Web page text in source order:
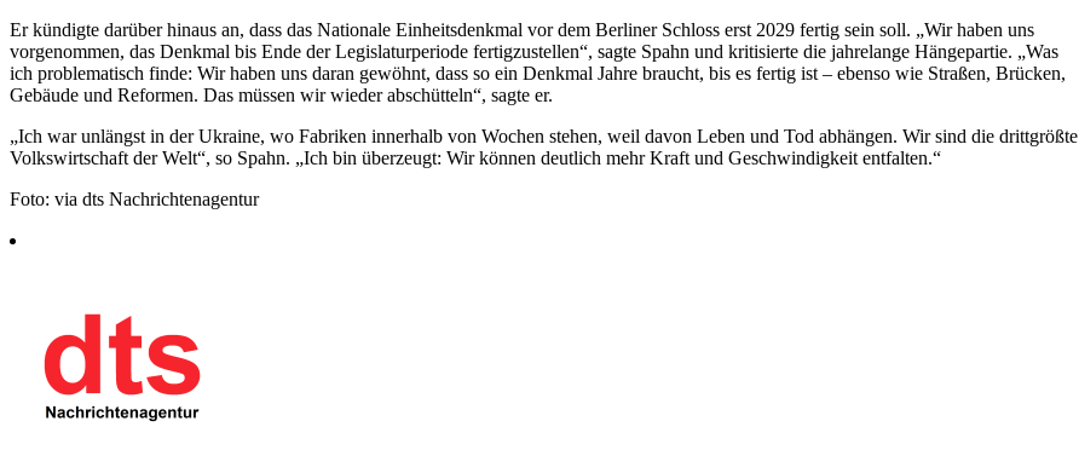
Er kündigte darüber hinaus an, dass das Nationale Einheitsdenkmal vor dem Berliner Schloss erst 2029 fertig sein soll. „Wir haben uns
vorgenommen, das Denkmal bis Ende der Legislaturperiode fertigzustellen“, sagte Spahn und kritisierte die jahrelange Hängepartie. „Was
ich problematisch finde: Wir haben uns daran gewöhnt, dass so ein Denkmal Jahre braucht, bis es fertig ist – ebenso wie Straßen, Brücken,
Gebäude und Reformen. Das müssen wir wieder abschütteln“, sagte er.
„Ich war unlängst in der Ukraine, wo Fabriken innerhalb von Wochen stehen, weil davon Leben und Tod abhängen. Wir sind die drittgrößte
Volkswirtschaft der Welt“, so Spahn. „Ich bin überzeugt: Wir können deutlich mehr Kraft und Geschwindigkeit entfalten.“
Foto: via dts Nachrichtenagentur